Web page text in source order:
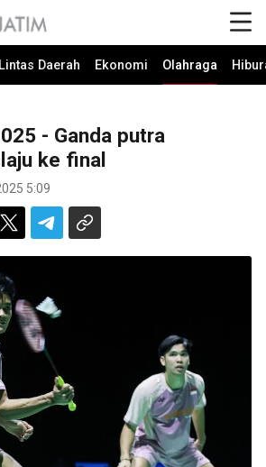
Lintas Daerah Ekonomi Olahraga
- Ganda putra
ke final
5:09